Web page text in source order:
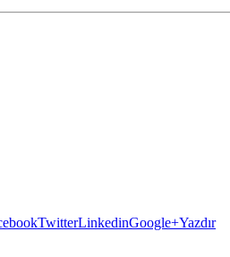
TwitterLinkedinGoogle+Yazdır